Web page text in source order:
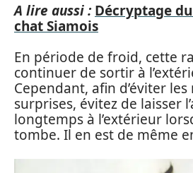
A lire aussi : Décryptage
chat Siamois
En période de froid, cette
continuer de sortir à
Cependant, afin d’éviter
surprises, évitez de laisser
longtemps à l’extérieur
tombe. Il en est de même